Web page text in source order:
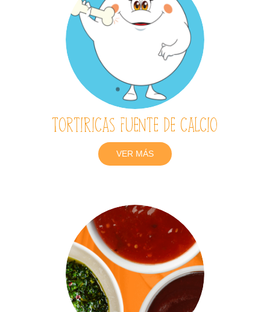
TortiRicas fuente de calcio
VER MÁS